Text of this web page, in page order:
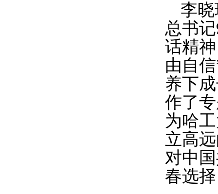
李
总书记
话精
由自信
养下
作了
为哈
立高
对中
春选